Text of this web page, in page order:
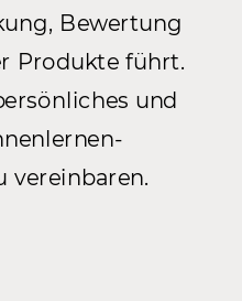
Bewertung
Produkte führt.
und
vereinbaren.